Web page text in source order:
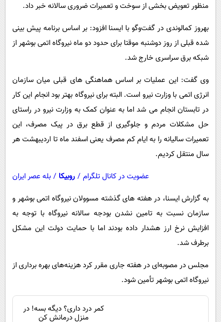
سرگرمی
گوناگون
محیط زیست
سلامت
فرهنگی
پیامک
آشپزی
منظور تعویض بخشی از سوخت و تعمیرات ضروری سالانه خبر داد.
بهروز کمالوندی در گفت‌وگو با ایسنا افزود: بر اساس برنامه پیش بینی
شده قبلی از روز دوشنبه موقتا برای حدود دو ماه نیروگاه اتمی بوشهر از
شبکه برق سراسری خارج شد.
وی گفت: این عملیات بر اساس هماهنگی های قبلی میان سازمان
انرژی اتمی با وزارت نیرو است. البته برای نیروگاه بهتر بود انجام این کار
در تابستان انجام می شد اما به عنوان کمک به وزارت نیرو در راستای
حل مشکلات مردم و جلوگیری از قطع برق در پیک مصرف، این
تعمیرات سالیانه را به ایام کم مصرف یعنی اسفند ماه تا اردیبهشت هر
سال منتقل کردیم.
عضویت در کانال تلگرام / روبیکا / بله عصر ایران
به گزارش ایسنا، در هفته های گذشته مسوولان نیروگاه اتمی بوشهر و
سازمان نسبت به تامین نشدن بودجه سالانه نیروگاه با توجه به
افزایش نرخ ارز هشدار داده بودند اما با حمایت دولت این مشکل
برطرف شد.
مجلس در مصوبه‌ای در هفته جاری مقرر کرد هزینه‌های بهره برداری از
نیروگاه اتمی بوشهر تأمین شود.
کمر درد داری؟ دیگه بسه! در
منزل درمانش کن